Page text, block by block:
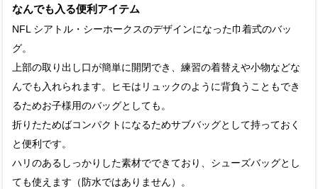
なんでも入る便利アイテム
NFL シアトル・シーホークスのデザインになった巾着式のバッ
グ。
上部の取り出し口が簡単に開閉でき、練習の着替えや小物などな
んでも入れられます。ヒモはリュックのように背負うこともでき
るためお子様用のバッグとしても。
折りたためばコンパクトになるためサブバッグとして持っておく
と便利です。
ハリのあるしっかりした素材でできており、シューズバッグとし
ても使えます（防水ではありません）。